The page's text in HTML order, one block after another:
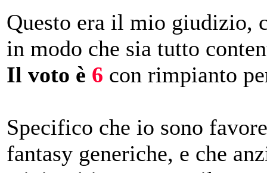
Questo era il mio giudizio,
in modo che sia tutto
Il voto è 6 con rimpianto
Specifico che io sono
fantasy generiche, e che